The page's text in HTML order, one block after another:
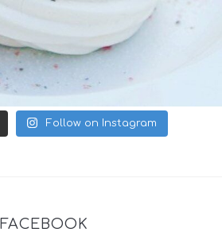
Follow on Instagram
FACEBOOK